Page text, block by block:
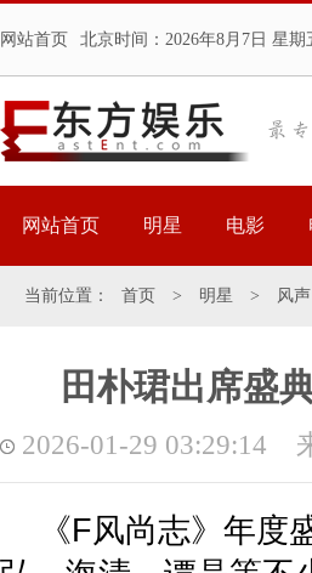
网站首页 北京时间： 2026年8月7日 星期
网站首页 明星 电影
当前位置： 首页 > 明星 > 风声
田朴珺出席盛
2026-01-29 03:29:14
《F风尚志》年